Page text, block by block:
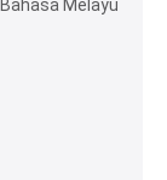
Bahasa Melayu